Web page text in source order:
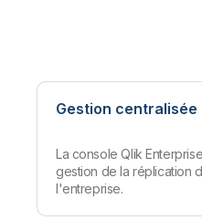
Gestion centralisée
La console Qlik
gestion de la réplication
l'entreprise.